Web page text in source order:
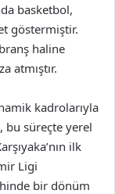
basketbol,
göstermiştir.
haline
atmıştır.
kadrolarıyla
bu süreçte yerel
ilk
Ligi
bir dönüm